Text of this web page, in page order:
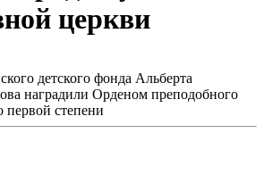
церкви
детского фонда Альберта
наградили Орденом преподобного
первой степени